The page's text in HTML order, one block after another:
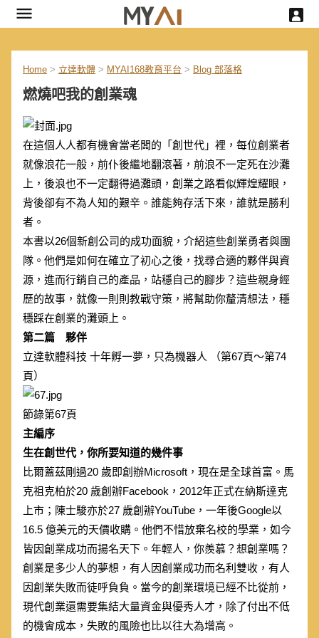
Home > 立達軟體 > MYAI168教育平台 > Blog 部落格
燃燒吧我的創業魂
在這個人人都有機會當老闆的「創世代」裡，每位創業者
就像浪花一般，前仆後繼地翻滾著，前浪不一定死在沙灘
上，後浪也不一定翻得過灘頭，創業之路看似輝煌耀眼，
背後卻有不為人知的艱辛。誰能夠存活下來，誰就是勝利
者。
本書以26個新創公司的成功面貌，介紹這些創業勇者與團
隊。他們是如何在確立了初心之後，找尋合適的夥伴與資
源，進而行銷自己的產品，站穩自己的腳步？這些親身經
歷的故事，就像一則則教戰守策，將幫助你釐清想法，穩
穩踩在創業的灘頭上。
第二篇 夥伴
立達軟體科技 十年孵一夢，只為機器人 （第67頁～第74
頁）
節錄第67頁
主編序
生在創世代，你所要知道的幾件事
比爾蓋茲剛過20 歲即創辦Microsoft，現在是全球首富。馬
克祖克柏於20 歲創辦Facebook，2012年正式在納斯達克
上市；陳士駿亦於27 歲創辦YouTube，一年後Google以
16.5 億美元的天價收購。他們不惜放棄名校的學業，如今
皆因創業成功而揚名天下。年輕人，你羨慕？想創業嗎？
創業是多少人的夢想，有人因創業成功而名利雙收，有人
因創業失敗而徒呼負負。當今的創業環境已經不比從前，
現代創業還需要集結大量資金與優秀人才，除了付出不低
的機會成本，失敗的風險也比以往大為增高。